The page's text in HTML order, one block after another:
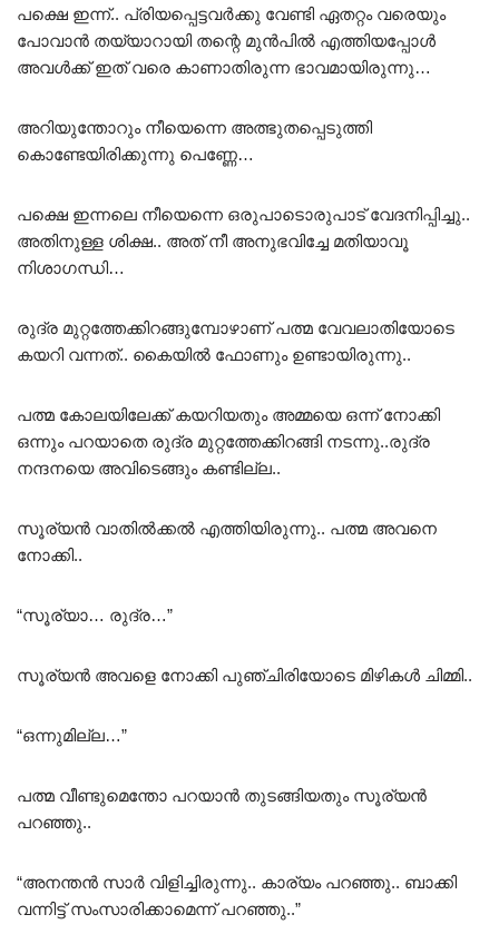
പക്ഷെ ഇന്ന്.. പ്രിയപ്പെട്ടവർക്കു വേണ്ടി ഏതറ്റം വരെയും
പോവാൻ തയ്യാറായി തന്റെ മുൻപിൽ എത്തിയപ്പോൾ
അവൾക്ക് ഇത്‌ വരെ കാണാതിരുന്ന ഭാവമായിരുന്നു…
അറിയുന്തോറും നീയെന്നെ അത്ഭുതപ്പെടുത്തി
കൊണ്ടേയിരിക്കുന്നു പെണ്ണേ…
പക്ഷെ ഇന്നലെ നീയെന്നെ ഒരുപാടൊരുപാട് വേദനിപ്പിച്ചു..
അതിനുള്ള ശിക്ഷ.. അത് നീ അനുഭവിച്ചേ മതിയാവൂ
നിശാഗന്ധി…
രുദ്ര മുറ്റത്തേക്കിറങ്ങുമ്പോഴാണ് പത്മ വേവലാതിയോടെ
കയറി വന്നത്.. കൈയിൽ ഫോണും ഉണ്ടായിരുന്നു..
പത്മ കോലയിലേക്ക് കയറിയതും അമ്മയെ ഒന്ന് നോക്കി
ഒന്നും പറയാതെ രുദ്ര മുറ്റത്തേക്കിറങ്ങി നടന്നു..രുദ്ര
നന്ദനയെ അവിടെങ്ങും കണ്ടില്ല..
സൂര്യൻ വാതിൽക്കൽ എത്തിയിരുന്നു.. പത്മ അവനെ
നോക്കി..
“സൂര്യാ… രുദ്ര…”
സൂര്യൻ അവളെ നോക്കി പുഞ്ചിരിയോടെ മിഴികൾ ചിമ്മി..
“ഒന്നുമില്ല…”
പത്മ വീണ്ടുമെന്തോ പറയാൻ തുടങ്ങിയതും സൂര്യൻ
പറഞ്ഞു..
“അനന്തൻ സാർ വിളിച്ചിരുന്നു.. കാര്യം പറഞ്ഞു.. ബാക്കി
വന്നിട്ട് സംസാരിക്കാമെന്ന് പറഞ്ഞു..”